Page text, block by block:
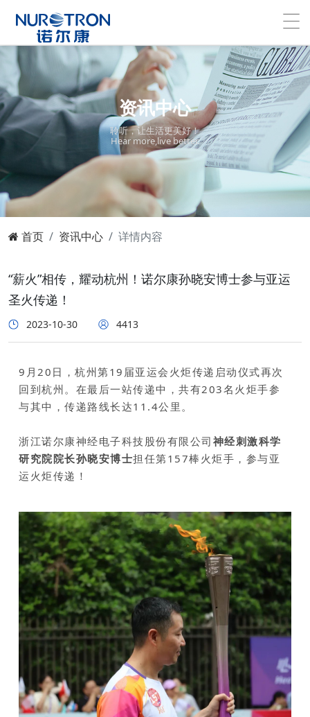
资讯中心
聆听，让生活更美好！
Hear more,live better.
首页 资讯中心 详情内容
“薪火”相传，耀动杭州！诺尔康孙晓安博士参与亚运
圣火传递！
2023-10-30 4413
9月20日，杭州第19届亚运会火炬传递启动仪式再次
回到杭州。在最后一站传递中，共有203名火炬手参
与其中，传递路线长达11.4公里。
浙江诺尔康神经电子科技股份有限公司 神经刺激科学
研究院院长孙晓安博士担任第157棒火炬手，参与亚
运火炬传递！